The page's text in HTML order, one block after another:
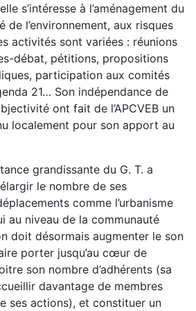
s’intéresse à l’aménagement du
de l’environnement, aux risques
activités sont variées : réunions
débat, pétitions, propositions
participation aux comités
21… Son indépendance de
ont fait de l’APCVEB un
localement pour son apport au
grandissante du G. T. a
le nombre de ses
comme l’urbanisme
au niveau de la communauté
doit désormais augmenter le son
porter jusqu’au cœur de
son nombre d’adhérents (sa
davantage de membres
ses actions), et constituer un